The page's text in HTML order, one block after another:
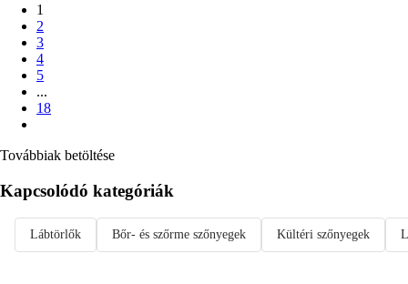
1
2
3
4
5
...
18
Továbbiak betöltése
Kapcsolódó kategóriák
Lábtörlők Bőr- és szőrme szőnyegek Kültéri szőnyegek